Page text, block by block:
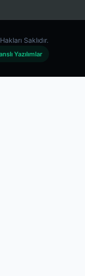
Saklıdır.
Yazılımlar